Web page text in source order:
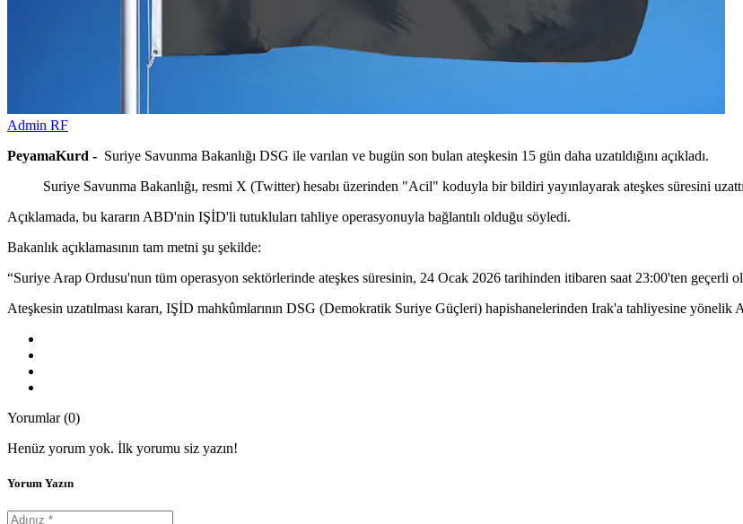
Admin RF
PeyamaKurd - Suriye Savunma Bakanlığı DSG ile varılan ve bugün son bulan ateşkesin 15 gün daha uzatıldığını açıkladı.
Suriye Savunma Bakanlığı, resmi X (Twitter) hesabı üzerinden "Acil" koduyla bir bildiri yayınlayarak ateşkes süresini
Açıklamada, bu kararın ABD'nin IŞİD'li tutukluları tahliye operasyonuyla bağlantılı olduğu söyledi.
Bakanlık açıklamasının tam metni şu şekilde:
“Suriye Arap Ordusu'nun tüm operasyon sektörlerinde ateşkes süresinin, 24 Ocak 2026 tarihinden itibaren saat 23:00'ten geçerli
Ateşkesin uzatılması kararı, IŞİD mahkûmlarının DSG (Demokratik Suriye Güçleri) hapishanelerinden Irak'a tahliyesine yönelik
Yorumlar (0)
Henüz yorum yok. İlk yorumu siz yazın!
Yorum Yazın